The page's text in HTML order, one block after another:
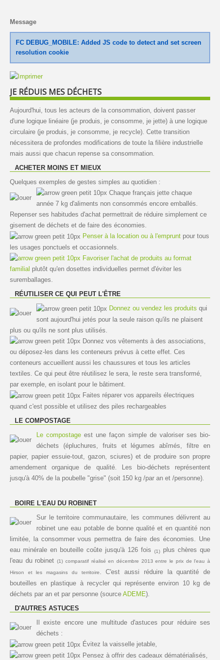
Message
FC DEBUG_MOBILE: Added JS code to detect and set screen
resolution cookie
JE RÉDUIS MES DÉCHETS
Aujourd'hui, tous les acteurs de la consommation, doivent passer
d'une logique linéaire (je produis, je consomme, je jette) à une logique
circulaire (je produis, je consomme, je recycle). Cette transition
nécessitera de profondes modifications de toute la filière industrielle
mais aussi que chacun repense sa consommation.
ACHETER MOINS ET MIEUX
Quelques exemples de gestes simples au quotidien :
Chaque français jette chaque
année 7 kg d'aliments non consommés encore emballés.
Repenser ses habitudes d'achat permettrait de réduire simplement ce
gisement de déchets et de faire des économies.
Penser à la location ou à l'emprunt pour tous
les usages ponctuels et occasionnels.
Favoriser l'achat de produits au format
familial plutôt qu'en dosettes individuelles permet d'éviter les
suremballages.
RÉUTILISER CE QUI PEUT L'ÊTRE
Donnez ou vendez les produits qui
sont aujourd'hui jetés pour la seule raison qu'ils ne plaisent
plus ou qu'ils ne sont plus utilisés.
Donnez vos vêtements à des associations,
ou déposez-les dans les conteneurs prévus à cette effet. Ces
conteneurs accueillent aussi les chaussures et tous les articles
textiles. Ce qui peut être réutilisez le sera, le reste sera transformé,
par exemple, en isolant pour le bâtiment.
Faites réparer vos appareils électriques
quand c'est possible et utilisez des piles rechargeables
LE COMPOSTAGE
Le compostage est une façon simple de valoriser ses bio-
déchets (épluchures, fruits et légumes abîmés, filtre en
papier, papier essuie-tout, gazon, sciures) et de produire son propre
amendement organique de qualité. Les bio-déchets représentent
jusqu'à 40% de la poubelle "grise" (soit 150 kg /par an et /personne).
BOIRE L'EAU DU ROBINET
Sur le territoire communautaire, les communes délivrent au
robinet une eau potable de bonne qualité et en quantité non
limitée, la consommer vous permettra de faire des économies. Une
eau minérale en bouteille coûte jusqu'à 126 fois
(1)
plus chères que
l'eau du robinet(1) comparatif réalisé en décembre 2013 entre le prix de l'eau à
Hirson et les magasins du territoire
. C'est aussi réduire la quantité de
bouteilles en plastique à recycler qui représente environ 10 kg de
déchets par an et par personne (source ADEME).
D'AUTRES ASTUCES
Il existe encore une multitude d'astuces pour réduire ses
déchets :
Évitez la vaisselle jetable,
Pensez à offrir des cadeaux dématérialisés,